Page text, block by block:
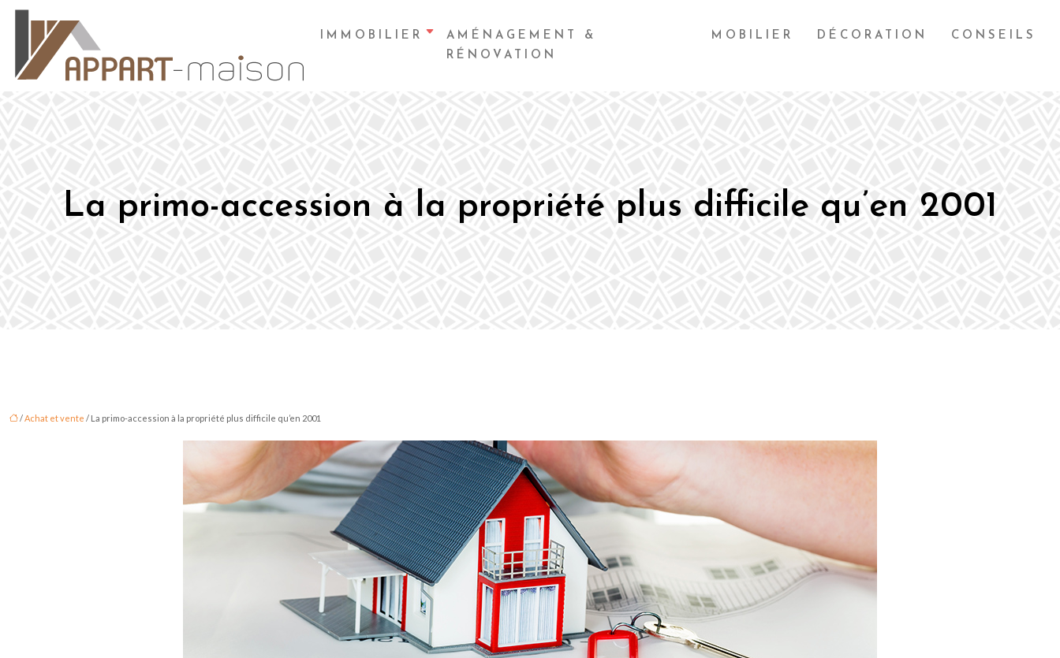
IMMOBILIER
AMÉNAGEMENT &
RÉNOVATION
MOBILIER DÉCORATION CONSEILS
La primo-accession à la propriété plus difficile qu’en 2001
/Achat et vente / La primo-accession à la propriété plus difficile qu’en 2001